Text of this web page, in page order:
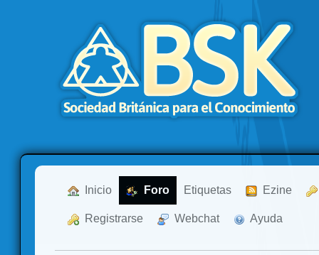
Inicio Foro Etiquetas Ezine
Registrarse Webchat Ayuda